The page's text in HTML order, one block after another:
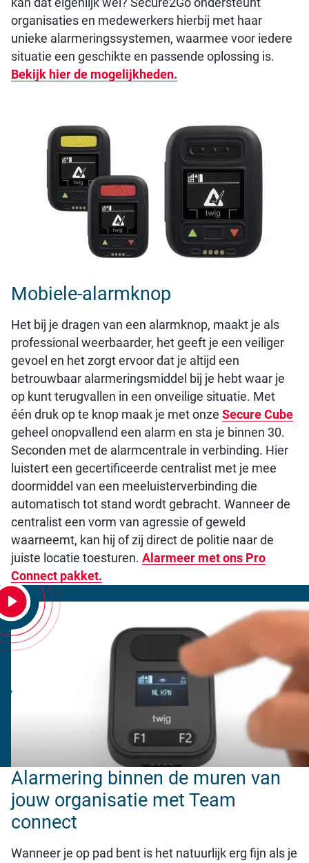
organisaties en medewerkers hierbij met haar
unieke alarmeringssystemen, waarmee voor iedere
situatie een geschikte en passende oplossing is.
Bekijk hier de mogelijkheden.
Mobiele-alarmknop
Het bij je dragen van een alarmknop, maakt je als
professional weerbaarder, het geeft je een veiliger
gevoel en het zorgt ervoor dat je altijd een
betrouwbaar alarmeringsmiddel bij je hebt waar je
op kunt terugvallen in een onveilige situatie. Met
één druk op te knop maak je met onze Secure Cube
geheel onopvallend een alarm en sta je binnen 30.
Seconden met de alarmcentrale in verbinding. Hier
luistert een gecertificeerde centralist met je mee
doormiddel van een meeluisterverbinding die
automatisch tot stand wordt gebracht. Wanneer de
centralist een vorm van agressie of geweld
waarneemt, kan hij of zij direct de politie naar de
juiste locatie toesturen. Alarmeer met ons Pro
Connect pakket.
Alarmering binnen de muren van
jouw organisatie met Team
connect
Wanneer je op pad bent is het natuurlijk erg fijn als je